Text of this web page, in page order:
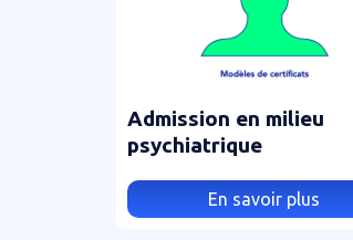
Admission en milieu
psychiatrique
En savoir plus